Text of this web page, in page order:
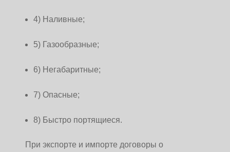
4) Наливные;
5) Газообразные;
6) Негабаритные;
7) Опасные;
8) Быстро портящиеся.
При экспорте и импорте договоры о